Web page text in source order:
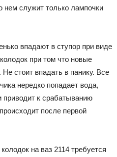
нем служит только лампочки
впадают в ступор при виде
при том что новые
стоит впадать в панику. Все
нередко попадает вода,
приводит к срабатыванию
после первой
на ваз 2114 требуется